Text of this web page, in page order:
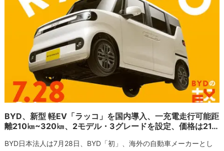
BYD、新型 軽EV「ラッコ」を国内導入、一充電走行可能距
離210㎞~320㎞、2モデル・3グレードを設定、価格は21…
BYD日本法人は7月28日、BYD「初」、海外の自動車メーカーとし